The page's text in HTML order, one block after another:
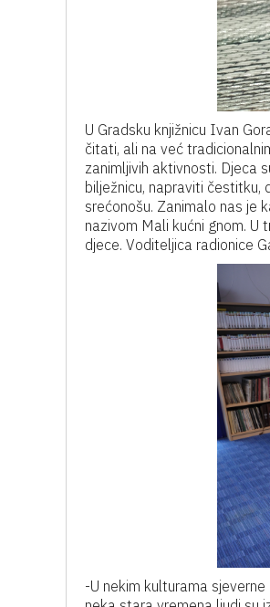
U Gradsku knjižnicu Ivan
čitati, ali na već
zanimljivih aktivnosti. Djeca
bilježnicu, napraviti čestitku,
srećonošu. Zanimalo nas je
nazivom Mali kućni gnom. U
djece. Voditeljica radionice
-U nekim kulturama